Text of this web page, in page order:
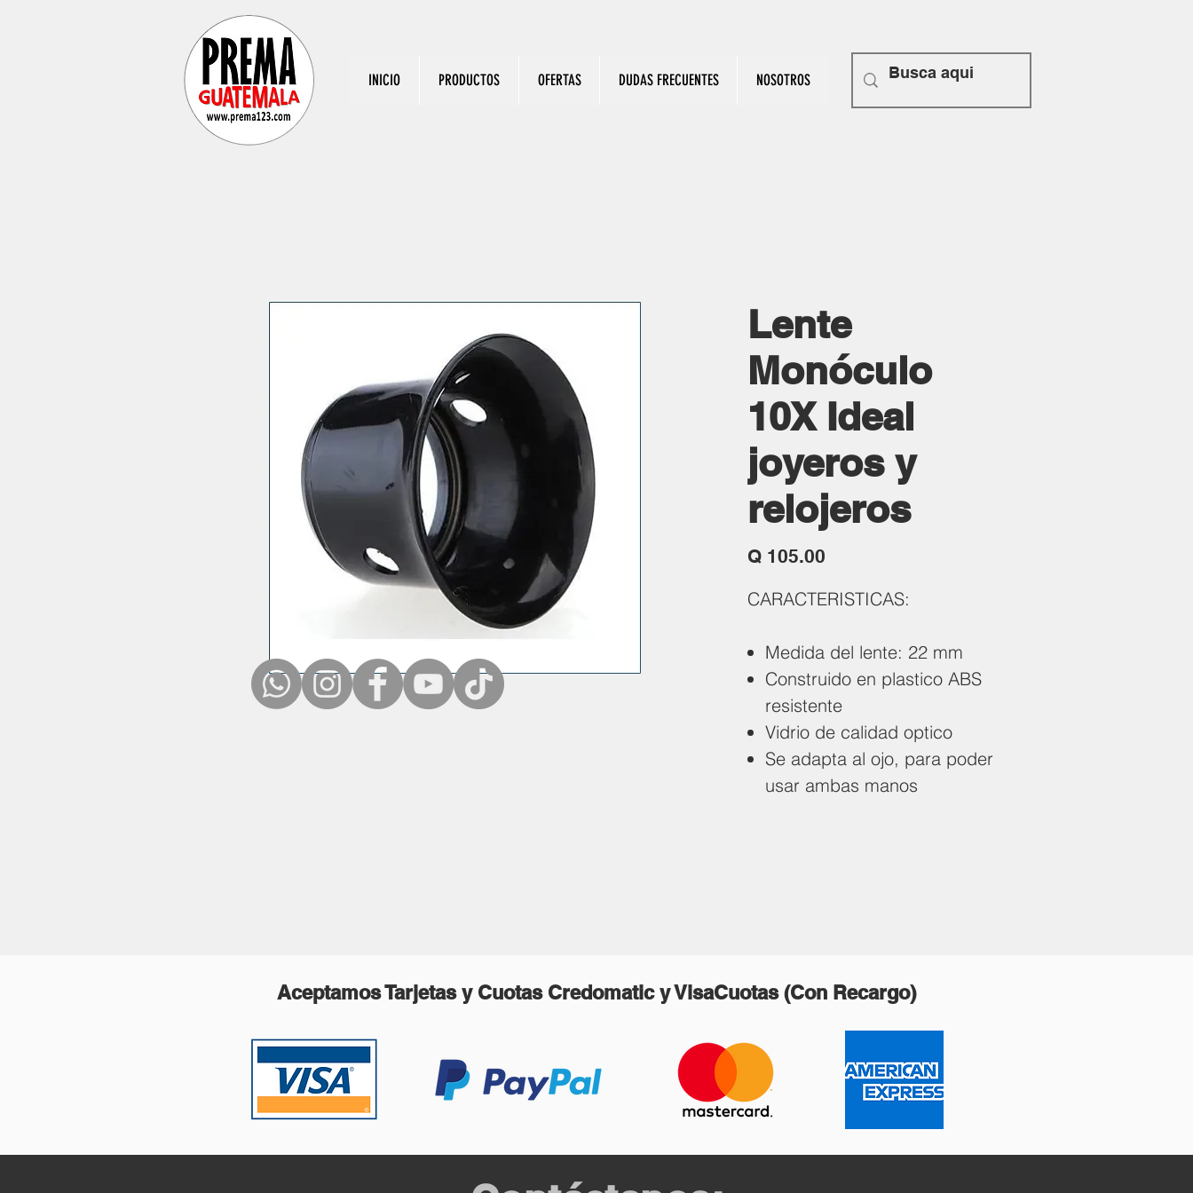
INICIO PRODUCTOS OFERTAS DUDAS FRECUENTES NOSOTROS
Lente
Monóculo
10X Ideal
joyeros y
relojeros
Q 105.00
CARACTERISTICAS:
Medida del lente: 22 mm
Construido en plastico ABS
resistente
Vidrio de calidad optico
Se adapta al ojo, para poder
usar ambas manos
Aceptamos Tarjetas y Cuotas Credomatic y VisaCuotas (Con Recargo)